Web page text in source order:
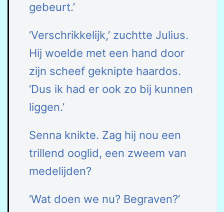
gebeurt.’
‘Verschrikkelijk,’ zuchtte Julius.
Hij woelde met een hand door
zijn scheef geknipte haardos.
‘Dus ik had er ook zo bij kunnen
liggen.’
Senna knikte. Zag hij nou een
trillend ooglid, een zweem van
medelijden?
‘Wat doen we nu? Begraven?’